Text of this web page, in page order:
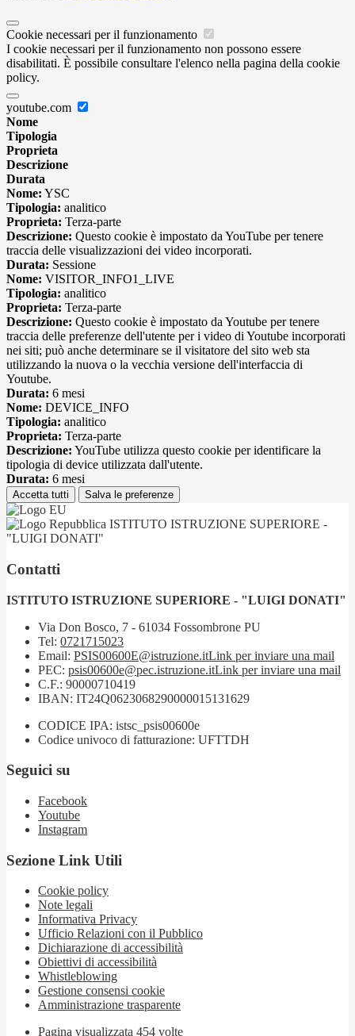
Cookie necessari per il funzionamento
I cookie necessari per il funzionamento non possono essere
disabilitati. È possibile consultare l'elenco nella pagina della cookie
policy.
youtube.com
Nome
Tipologia
Proprieta
Descrizione
Durata
Nome: YSC
Tipologia: analitico
Proprieta: Terza-parte
Descrizione: Questo cookie è impostato da YouTube per tenere
traccia delle visualizzazioni dei video incorporati.
Durata: Sessione
Nome: VISITOR_INFO1_LIVE
Tipologia: analitico
Proprieta: Terza-parte
Descrizione: Questo cookie è impostato da Youtube per tenere
traccia delle preferenze dell'utente per i video di Youtube incorporati
nei siti; può anche determinare se il visitatore del sito web sta
utilizzando la nuova o la vecchia versione dell'interfaccia di
Youtube.
Durata: 6 mesi
Nome: DEVICE_INFO
Tipologia: analitico
Proprieta: Terza-parte
Descrizione: YouTube utilizza questo cookie per identificare la
tipologia di device utilizzata dall'utente.
Durata: 6 mesi
Accetta tutti Salva le preferenze
ISTITUTO ISTRUZIONE SUPERIORE -
"LUIGI DONATI"
Contatti
ISTITUTO ISTRUZIONE SUPERIORE - "LUIGI DONATI"
Via Don Bosco, 7 - 61034 Fossombrone PU
Tel: 0721715023
Email: PSIS00600E@istruzione.itLink per inviare una mail
PEC: psis00600e@pec.istruzione.itLink per inviare una mail
C.F.: 90000710419
IBAN: IT24Q0623068290000015131629
CODICE IPA: istsc_psis00600e
Codice univoco di fatturazione: UFTTDH
Seguici su
Facebook
Youtube
Instagram
Sezione Link Utili
Cookie policy
Note legali
Informativa Privacy
Ufficio Relazioni con il Pubblico
Dichiarazione di accessibilità
Obiettivi di accessibilità
Whistleblowing
Gestione consensi cookie
Amministrazione trasparente
Pagina visualizzata 454 volte